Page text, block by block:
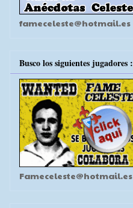
fameceleste@hotmail.es
Busco los siguientes jugadores :
Fameceleste@hotmail.es